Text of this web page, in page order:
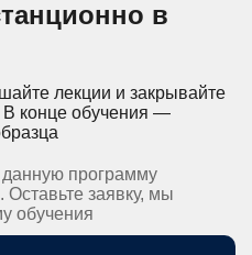
в
лекции и закрывайте
В конце обучения —
данную программу
заявку, мы
обучения